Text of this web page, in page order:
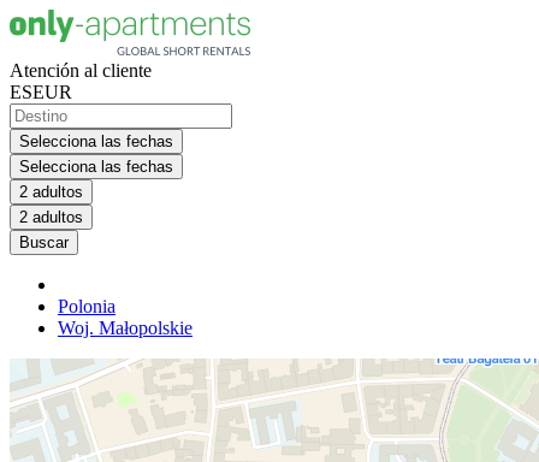
Atención al cliente
ESEUR
Selecciona las fechas
Selecciona las fechas
2 adultos
2 adultos
Buscar
Polonia
Woj. Małopolskie